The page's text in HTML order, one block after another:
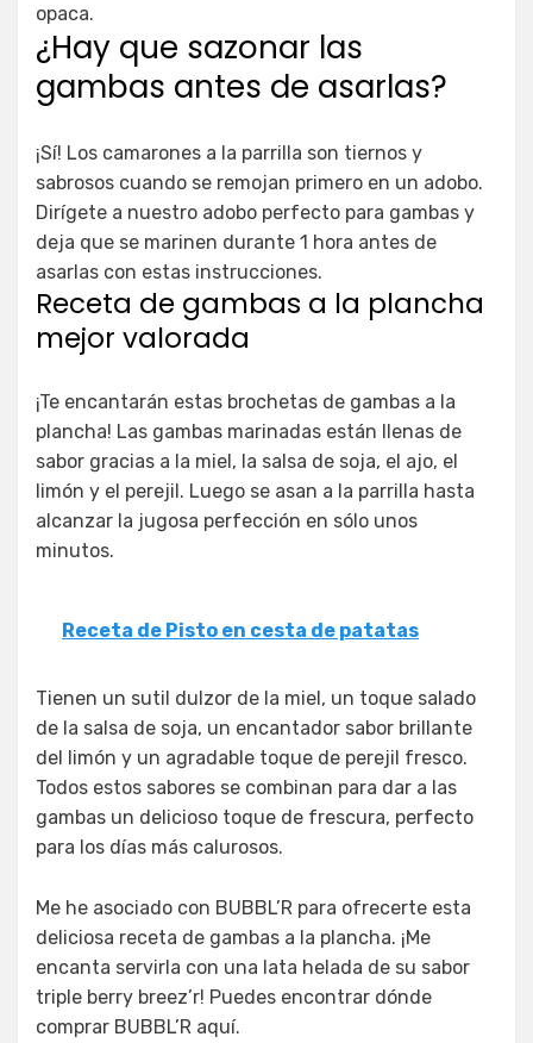
opaca.
¿Hay que sazonar las
gambas antes de asarlas?
¡Sí! Los camarones a la parrilla son tiernos y
sabrosos cuando se remojan primero en un adobo.
Dirígete a nuestro adobo perfecto para gambas y
deja que se marinen durante 1 hora antes de
asarlas con estas instrucciones.
Receta de gambas a la plancha
mejor valorada
¡Te encantarán estas brochetas de gambas a la
plancha! Las gambas marinadas están llenas de
sabor gracias a la miel, la salsa de soja, el ajo, el
limón y el perejil. Luego se asan a la parrilla hasta
alcanzar la jugosa perfección en sólo unos
minutos.
Receta de Pisto en cesta de patatas
Tienen un sutil dulzor de la miel, un toque salado
de la salsa de soja, un encantador sabor brillante
del limón y un agradable toque de perejil fresco.
Todos estos sabores se combinan para dar a las
gambas un delicioso toque de frescura, perfecto
para los días más calurosos.
Me he asociado con BUBBL’R para ofrecerte esta
deliciosa receta de gambas a la plancha. ¡Me
encanta servirla con una lata helada de su sabor
triple berry breez’r! Puedes encontrar dónde
comprar BUBBL’R aquí.